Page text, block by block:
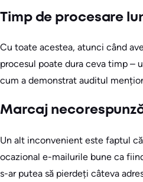
Timp de procesare
Cu toate acestea, atunci când
procesul poate dura ceva timp –
cum a demonstrat auditul
Marcaj
Un alt inconvenient este faptul
ocazional e-mailurile bune ca
s-ar putea să pierdeți câteva